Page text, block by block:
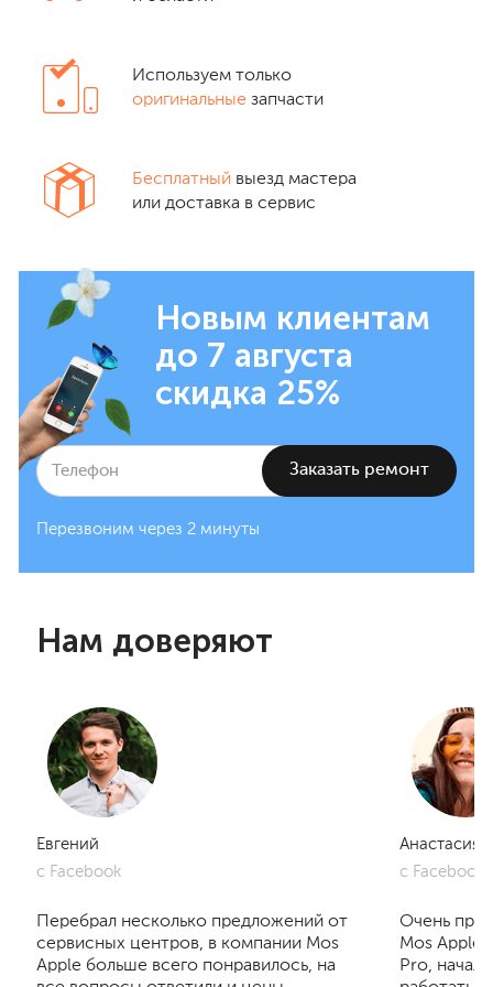
Используем только
оригинальные запчасти
Бесплатный выезд мастера
или доставка в сервис
Новым клиентам
до 7 августа
скидка 25%
Перезвоним через 2 минуты
Нам доверяют
Евгений
с Facebook
Перебрал несколько предложений от
сервисных центров, в компании Mos
Apple больше всего понравилось, на
Анастасия
с Facebook
Очень
Mos
Pro, начал